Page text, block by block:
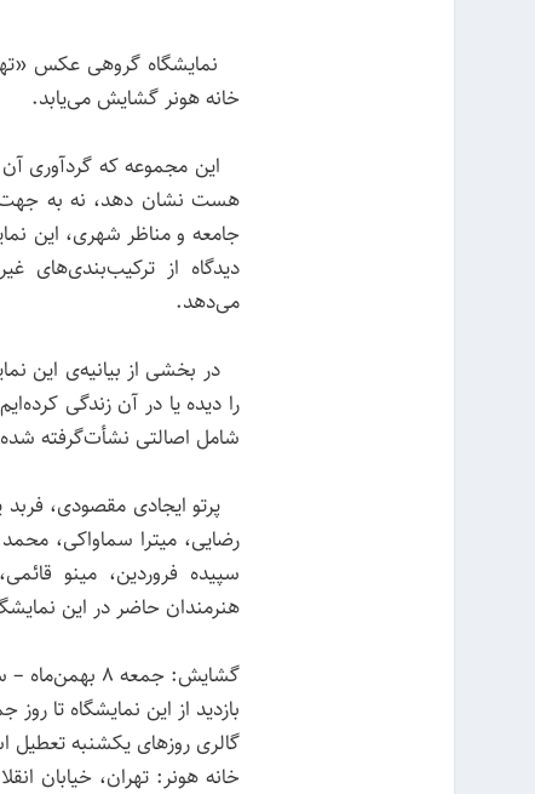
خانه هونر گشایش می‌یابد.
این مجموعه که گردآوری
هست نشان دهد، نه به جهت
جامعه و مناظر شهری، این
دیدگاه از ترکیب‌بندی‌های
می‌دهد.
در بخشی از بیانیه‌ی این
را دیده یا در آن زندگی
شامل اصالتی نشأت‌گرفته
پرتو ایجادی مقصودی، فربد
رضایی، میترا سماواکی،
سپیده فروردین، مینو
هنرمندان حاضر در این
گشایش: جمعه ۸ بهمن‌ماه – ساعت ۱۶ تا ۲۱
بازدید از این نمایشگاه تا روز جمعه ۱۵ بهمن‌ماه ۹۵ از ساعت ۱۶ تا ۲۰
گالری روزهای یکشنبه
خانه هونر: تهران، خیابان